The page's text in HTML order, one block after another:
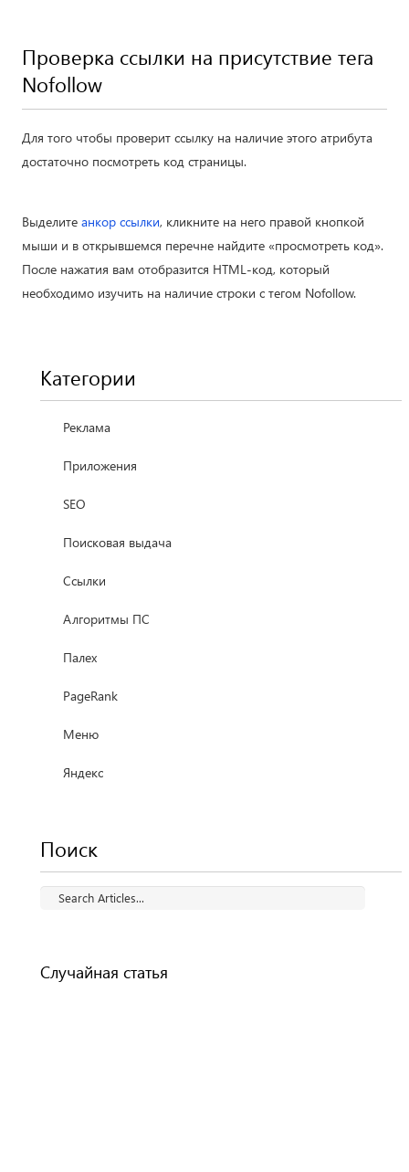
Проверка ссылки на присутствие тега
Nofollow
Для того чтобы проверит ссылку на наличие этого атрибута
достаточно посмотреть код страницы.
Выделите анкор ссылки, кликните на него правой кнопкой
мыши и в открывшемся перечне найдите «просмотреть код».
После нажатия вам отобразится HTML-код, который
необходимо изучить на наличие строки с тегом Nofollow.
Категории
Реклама
Приложения
SEO
Поисковая выдача
Ссылки
Алгоритмы ПС
Палех
PageRank
Меню
Яндекс
Поиск
Случайная статья